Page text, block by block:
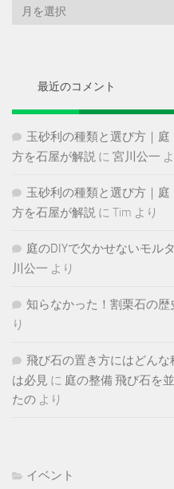
最近のコメント
玉砂利の種類と選び方｜
方を石屋が解説 に 宮川公一
玉砂利の種類と選び方｜
方を石屋が解説 に Tim より
庭のDIYで欠かせないモル
川公一 より
知らなかった！割栗石の
り
飛び石の置き方にはどん
は必見 に 庭の整備 飛び石を
たの より
イベント